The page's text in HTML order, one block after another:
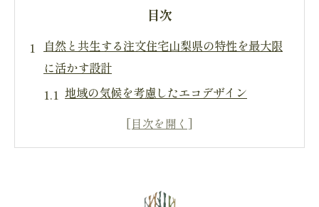
目次
自然と共生する注文住宅山梨県の特性を最大限
に活かす設計
地域の気候を考慮したエコデザイン
山梨県の自然素材を活用した家づくり
自然光を生かした明るい室内空間